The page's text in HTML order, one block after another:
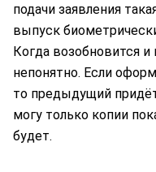
подачи заявления
выпуск
Когда возобновится
непонятно. Если
то предыдущий
могу только копии
будет.